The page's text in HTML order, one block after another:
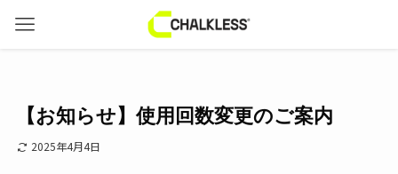
【お知らせ】使用回数変更のご案内
2025年4月4日